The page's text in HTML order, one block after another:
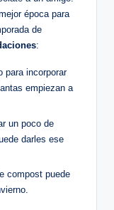
época para
de
:
para incorporar
empiezan a
un poco de
darles ese
compost puede